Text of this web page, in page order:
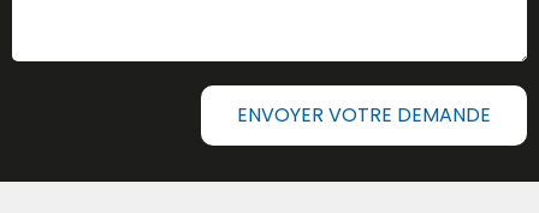
ENVOYER VOTRE DEMANDE